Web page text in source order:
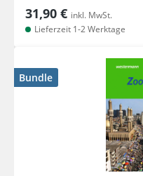
31,90 € inkl. MwSt.
Lieferzeit 1-2 Werktage
Bundle